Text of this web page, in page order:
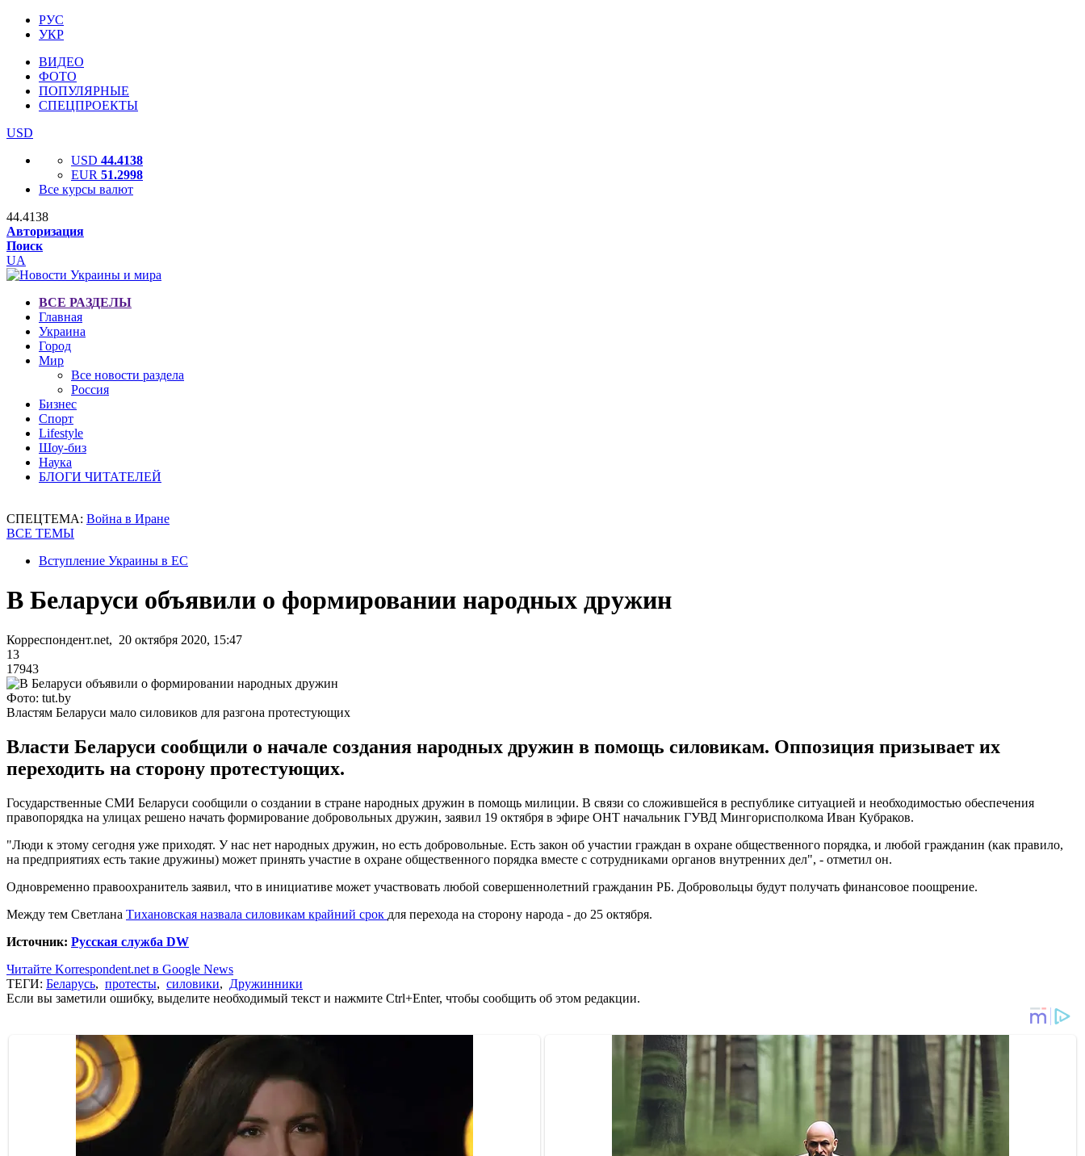
РУС
УКР
ВИДЕО
ФОТО
ПОПУЛЯРНЫЕ
СПЕЦПРОЕКТЫ
USD
USD 44.4138
EUR 51.2998
Все курсы валют
44.4138
Авторизация
Поиск
UA
ВСЕ РАЗДЕЛЫ
Главная
Украина
Город
Мир
Все новости раздела
Россия
Бизнес
Спорт
Lifestyle
Шоу-биз
Наука
БЛОГИ ЧИТАТЕЛЕЙ
СПЕЦТЕМА: Война в Иране
ВСЕ ТЕМЫ
Вступление Украины в ЕС
В Беларуси объявили о формировании народных дружин
Корреспондент.net, 20 октября 2020, 15:47
13
17943
Фото: tut.by
Властям Беларуси мало силовиков для разгона протестующих
Власти Беларуси сообщили о начале создания народных дружин в помощь силовикам. Оппозиция призывает их
переходить на сторону протестующих.
Государственные СМИ Беларуси сообщили о создании в стране народных дружин в помощь милиции. В связи со сложившейся в республике ситуацией и необходимостью обеспечения
правопорядка на улицах решено начать формирование добровольных дружин, заявил 19 октября в эфире ОНТ начальник ГУВД Мингорисполкома Иван Кубраков.
"Люди к этому сегодня уже приходят. У нас нет народных дружин, но есть добровольные. Есть закон об участии граждан в охране общественного порядка, и любой гражданин (как правило,
на предприятиях есть такие дружины) может принять участие в охране общественного порядка вместе с сотрудниками органов внутренних дел", - отметил он.
Одновременно правоохранитель заявил, что в инициативе может участвовать любой совершеннолетний гражданин РБ. Добровольцы будут получать финансовое поощрение.
Между тем Светлана Тихановская назвала силовикам крайний срок для перехода на сторону народа - до 25 октября.
Источник: Русская служба DW
Читайте Korrespondent.net в Google News
ТЕГИ: Беларусь, протесты, силовики, Дружинники
Если вы заметили ошибку, выделите необходимый текст и нажмите Ctrl+Enter, чтобы сообщить об этом редакции.